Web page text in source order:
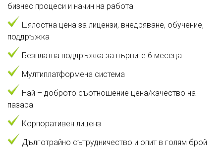
бизнес процеси и начин на работа
Цялостна цена за лицензи, внедряване, обучение,
поддръжка
Безплатна поддръжка за първите 6 месеца
Мултиплатформена система
Най – доброто съотношение цена/качество на
пазара
Корпоративен лиценз
Дълготрайно сътрудничество и опит в голям брой